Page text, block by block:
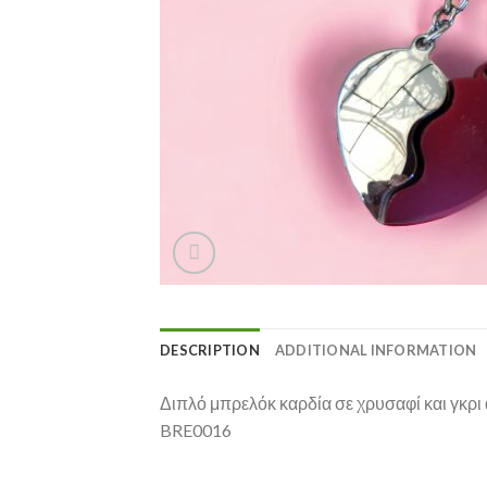
DESCRIPTION ADDITIONAL INFORMATION
Διπλό μπρελόκ καρδία σε χρυσαφί και
BRE0016